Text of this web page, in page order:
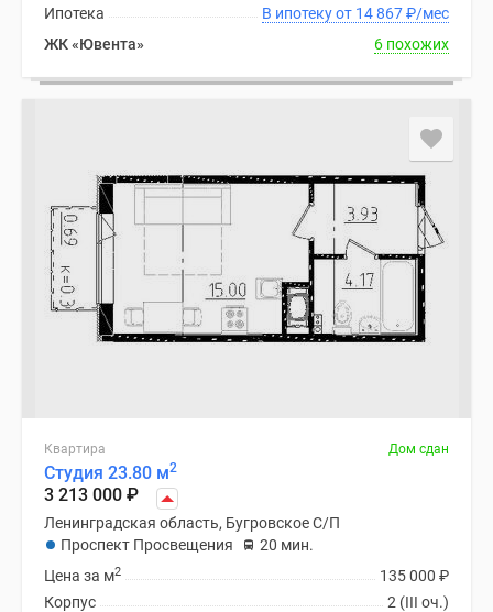
В ипотеку от 14 867₽/мес
Ипотека
ЖК «Ювента»
6 похожих
Квартира Дом сдан
Студия 23.80 м2
3 213 000 ₽
Ленинградская область, Бугровское С/П
Проспект Просвещения
20 мин.
135 000 ₽
Цена за м2
2 (III оч.)
Корпус